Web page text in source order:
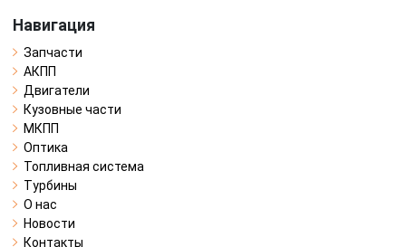
Навигация
Запчасти
АКПП
Двигатели
Кузовные части
МКПП
Оптика
Топливная система
Турбины
О нас
Новости
Контакты